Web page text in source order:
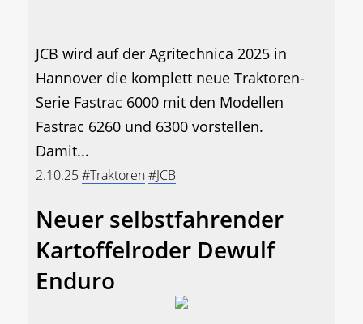
JCB wird auf der Agritechnica 2025 in
Hannover die komplett neue Traktoren-
Serie Fastrac 6000 mit den Modellen
Fastrac 6260 und 6300 vorstellen.
Damit...
2.10.25#Traktoren#JCB
Neuer selbstfahrender
Kartoffelroder Dewulf
Enduro